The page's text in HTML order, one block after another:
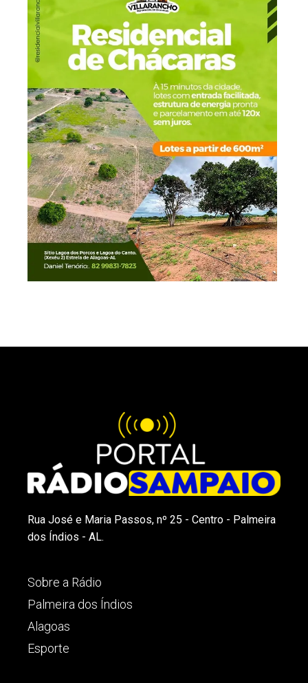
Rua José e Maria Passos, nº 25 - Centro - Palmeira
dos Índios - AL.
Sobre a Rádio
Palmeira dos Índios
Alagoas
Esporte